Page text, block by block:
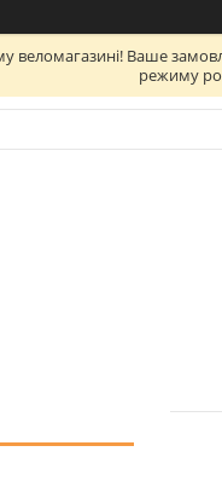
веломагазині! Ваше
режиму